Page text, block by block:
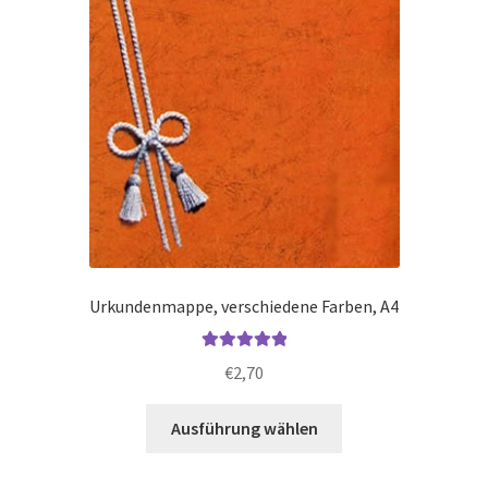
Produktseite
gewählt
werden
Urkundenmappe, verschiedene Farben, A4
von 5
€2,70
Ausführung wählen